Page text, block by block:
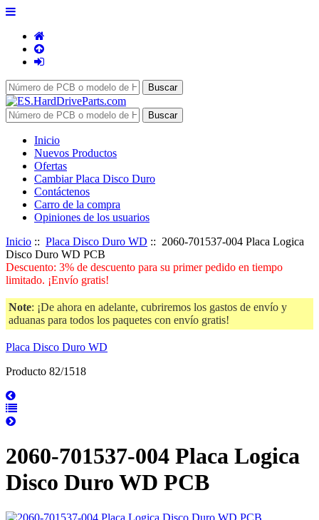
Inicio
Nuevos Productos
Ofertas
Cambiar Placa Disco Duro
Contáctenos
Carro de la compra
Opiniones de los usuarios
Inicio :: Placa Disco Duro WD :: 2060-701537-004 Placa Logica
Disco Duro WD PCB
Descuento: 3% de descuento para su primer pedido en tiempo
limitado. ¡Envío gratis!
Note: ¡De ahora en adelante, cubriremos los gastos de envío y
aduanas para todos los paquetes con envío gratis!
Placa Disco Duro WD
Producto 82/1518
2060-701537-004 Placa Logica
Disco Duro WD PCB